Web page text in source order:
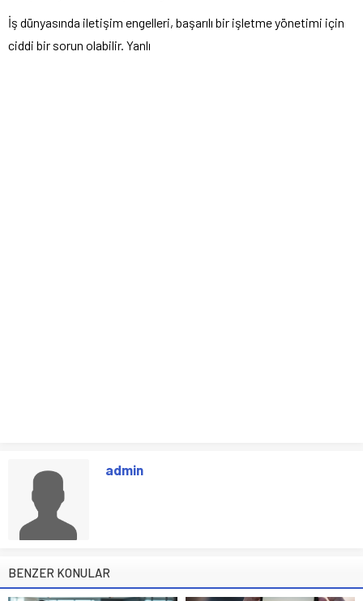
İş dünyasında iletişim engelleri, başarılı bir işletme yönetimi için
ciddi bir sorun olabilir. Yanlı
admin
BENZER KONULAR